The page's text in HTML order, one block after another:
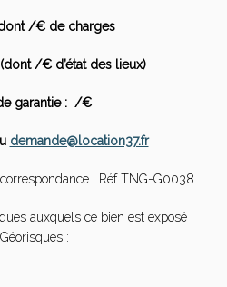
/€ de charges
/€ d’état des lieux)
garantie : /€
demande@location37.fr
: Réf TNG-G0038
auxquels ce bien est exposé
: